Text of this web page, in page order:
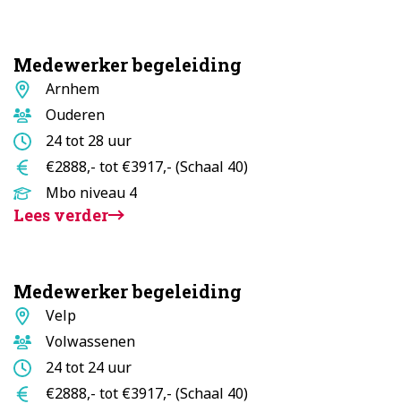
Medewerker begeleiding
Standplaats
Arnhem
Doelgroep
Ouderen
Aantal
uur
24 tot 28 uur
Salaris€2888,- tot €3917,- (Schaal 40)
Opleidingsniveau
Mbo niveau 4
Lees verder
Medewerker begeleiding
Standplaats
Velp
Doelgroep
Volwassenen
Aantal
uur
24 tot 24 uur
Salaris€2888,- tot €3917,- (Schaal 40)